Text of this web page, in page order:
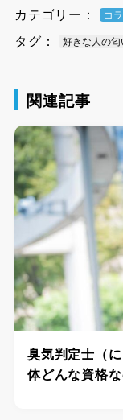
カテゴリー： コ
タグ： 好きな人の匂
関連記事
臭気判定士（
体どんな資格